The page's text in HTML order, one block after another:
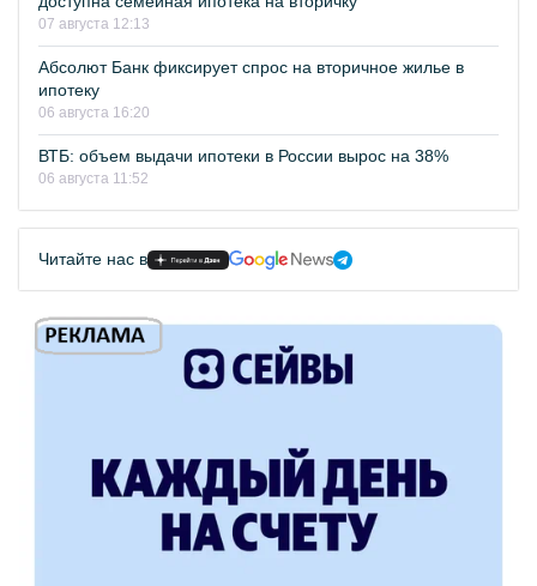
07 августа 12:13
Абсолют Банк фиксирует спрос на вторичное жилье в
ипотеку
06 августа 16:20
ВТБ: объем выдачи ипотеки в России вырос на 38%
06 августа 11:52
Читайте нас в